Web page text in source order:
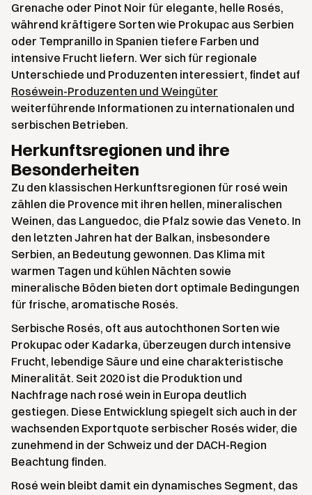
Grenache oder Pinot Noir für elegante, helle Rosés,
während kräftigere Sorten wie Prokupac aus Serbien
oder Tempranillo in Spanien tiefere Farben und
intensive Frucht liefern. Wer sich für regionale
Unterschiede und Produzenten interessiert, findet auf
Roséwein-Produzenten und Weingüter
weiterführende Informationen zu internationalen und
serbischen Betrieben.
Herkunftsregionen und ihre
Besonderheiten
Zu den klassischen Herkunftsregionen für rosé wein
zählen die Provence mit ihren hellen, mineralischen
Weinen, das Languedoc, die Pfalz sowie das Veneto. In
den letzten Jahren hat der Balkan, insbesondere
Serbien, an Bedeutung gewonnen. Das Klima mit
warmen Tagen und kühlen Nächten sowie
mineralische Böden bieten dort optimale Bedingungen
für frische, aromatische Rosés.
Serbische Rosés, oft aus autochthonen Sorten wie
Prokupac oder Kadarka, überzeugen durch intensive
Frucht, lebendige Säure und eine charakteristische
Mineralität. Seit 2020 ist die Produktion und
Nachfrage nach rosé wein in Europa deutlich
gestiegen. Diese Entwicklung spiegelt sich auch in der
wachsenden Exportquote serbischer Rosés wider, die
zunehmend in der Schweiz und der DACH-Region
Beachtung finden.
Rosé wein bleibt damit ein dynamisches Segment, das